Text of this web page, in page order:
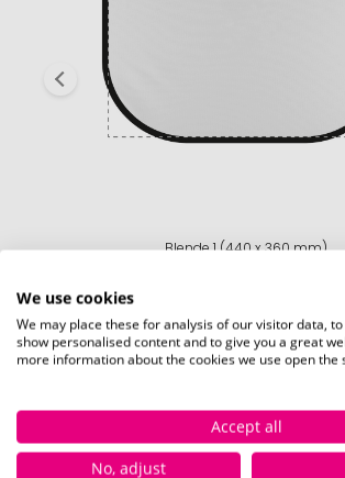
Blende 1 (440 x 360 mm)
Schnell und einfach
herunterladen.
Verfügbare Farben
We use cookies
We may place these for analysis of our visitor data,
show personalised content and to give you a great
more information about the cookies we use open the
Accept all
No, adjust